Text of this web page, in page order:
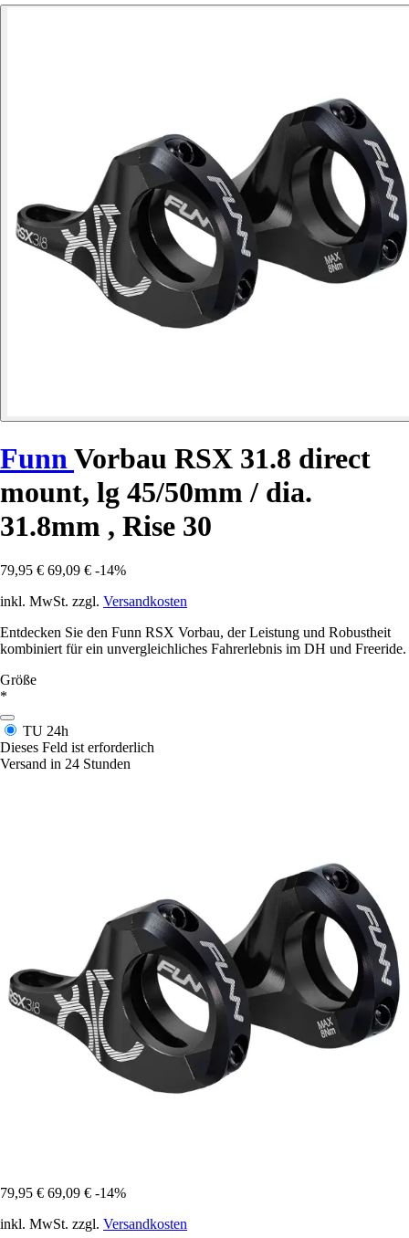
Funn Vorbau RSX 31.8 direct
mount, lg 45/50mm / dia.
31.8mm , Rise 30
79,95 € 69,09 € -14%
inkl. MwSt. zzgl. Versandkosten
Entdecken Sie den Funn RSX Vorbau, der Leistung und Robustheit
kombiniert für ein unvergleichliches Fahrerlebnis im DH und Freeride.
Größe
*
TU 24h
Dieses Feld ist erforderlich
Versand in 24 Stunden
79,95 € 69,09 € -14%
inkl. MwSt. zzgl. Versandkosten